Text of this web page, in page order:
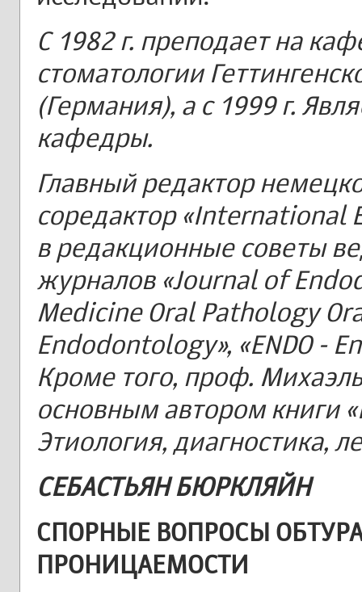
С 1982 г. преподает на
стоматологии
(Германия), а с 1999 г.
кафедры.
Главный редактор
соредактор «International
в редакционные советы
журналов «Journal of
Medicine Oral Pathology
Endodontology», «ENDO -
Кроме того, проф.
основным автором книги
Этиология, диагностика,
СЕБАСТЬЯН БЮРКЛЯЙН
СПОРНЫЕ ВОПРОСЫ
ПРОНИЦАЕМОСТИ